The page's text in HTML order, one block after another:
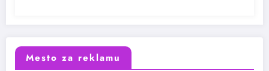
Mesto za reklamu